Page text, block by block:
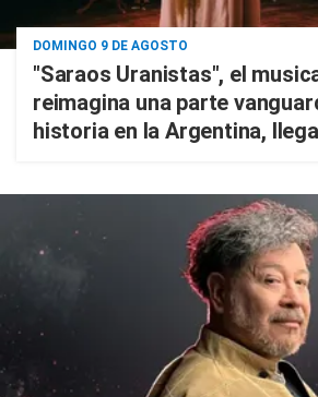
DOMINGO 9 DE AGOSTO
"Saraos Uranistas", el
reimagina una parte
historia en la Argentina,